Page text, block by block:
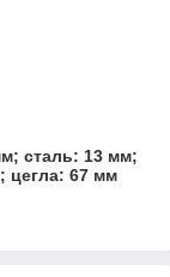
сталь: 13 мм;
цегла: 67 мм